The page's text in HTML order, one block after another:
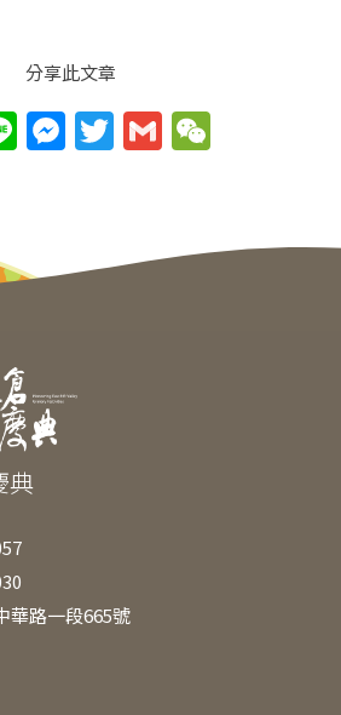
分享此文章
Li
n
M
e
n
T
w
er
G
m
l h
典
華路一段665號